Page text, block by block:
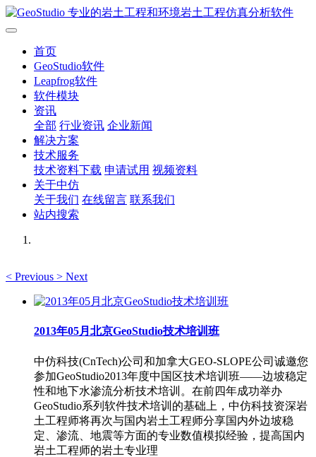
首页
GeoStudio软件
Leapfrog软件
软件模块
资讯
全部 行业资讯 企业新闻
解决方案
技术服务
技术资料下载 申请试用 视频资料
关于中仿
关于我们 在线留言 联系我们
站内搜索
< Previous > Next
2013年05月北京GeoStudio技术培训班
中仿科技(CnTech)公司和加拿大GEO-SLOPE公司诚邀您
参加GeoStudio2013年度中国区技术培训班——边坡稳定
性和地下水渗流分析技术培训。在前四年成功举办
GeoStudio系列软件技术培训的基础上，中仿科技资深岩
土工程师将再次与国内岩土工程师分享国内外边坡稳
定、渗流、地震等方面的专业数值模拟经验，提高国内
岩土工程师的岩土专业理